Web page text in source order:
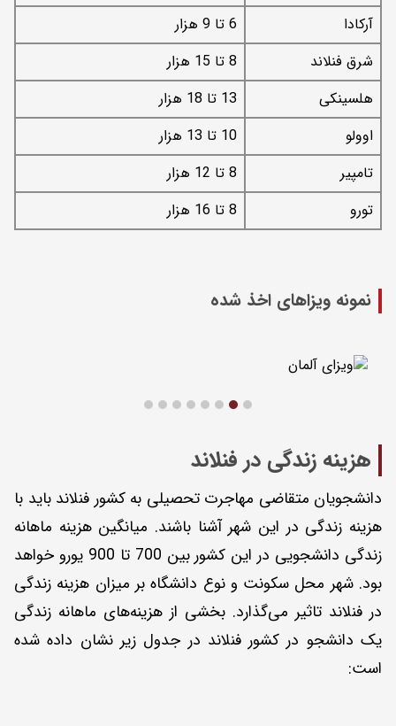
آرکادا
6 تا 9 هزار
شرق فنلاند
8 تا 15 هزار
هلسینکی
13 تا 18 هزار
اوولو
10 تا 13 هزار
تامپیر
8 تا 12 هزار
تورو
8 تا 16 هزار
نمونه ویزاهای اخذ شده
هزینه زندگی در فنلاند
دانشجویان متقاضی مهاجرت تحصیلی به کشور فنلاند باید با
هزینه زندگی در این شهر آشنا باشند. میانگین هزینه ماهانه
زندگی دانشجویی در این کشور بین 700 تا 900 یورو خواهد
بود. شهر محل سکونت و نوع دانشگاه بر میزان هزینه زندگی
در فنلاند تاثیر می‌گذارد. بخشی از هزینه‌های ماهانه زندگی
یک دانشجو در کشور فنلاند در جدول زیر نشان داده شده
است: